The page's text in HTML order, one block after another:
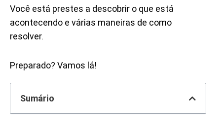
Você está prestes a descobrir o que está
acontecendo e várias maneiras de como
resolver.
Preparado? Vamos lá!
Sumário